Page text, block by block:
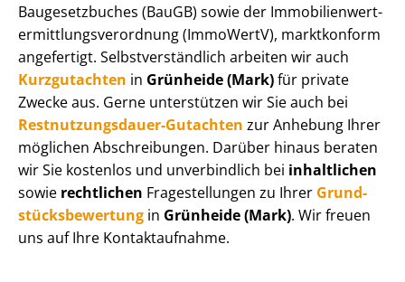
Baugesetzbuches (BauGB) sowie der Im­mo­bi­li­en­wert­
ermitt­lungs­ver­ord­nung (ImmoWertV), marktkonform
angefertigt. Selbst­ver­ständ­lich arbeiten wir auch
Kurzgutachten in Grünheide (Mark)für private
Zwecke aus. Gerne unterstützen wir Sie auch bei
Rest­nut­zungs­dau­er-Gutachten zur Anhebung Ihrer
möglichen Abschreibungen. Darüber hinaus beraten
wir Sie kostenlos und unverbindlich bei inhaltlichen
sowie rechtlichen Fragestellungen zu Ihrer Grund­
stücks­be­wer­tung in Grünheide (Mark). Wir freuen
uns auf Ihre Kontaktaufnahme.